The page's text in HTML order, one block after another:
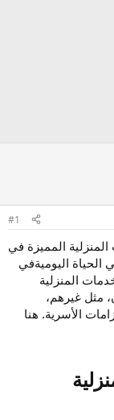
#1
المميزة في
الحياة اليوميةفي
المنزلية
مثل غيرهم،
الأسرية. هنا